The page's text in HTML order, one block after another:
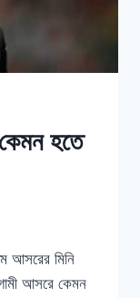
হতে
আসরের মিনি
আসরে কেমন